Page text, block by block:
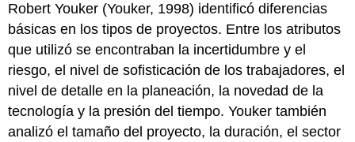
Robert Youker (Youker, 1998) identificó diferencias
básicas en los tipos de proyectos. Entre los atributos
que utilizó se encontraban la incertidumbre y el
riesgo, el nivel de sofisticación de los trabajadores, el
nivel de detalle en la planeación, la novedad de la
tecnología y la presión del tiempo. Youker también
analizó el tamaño del proyecto, la duración, el sector